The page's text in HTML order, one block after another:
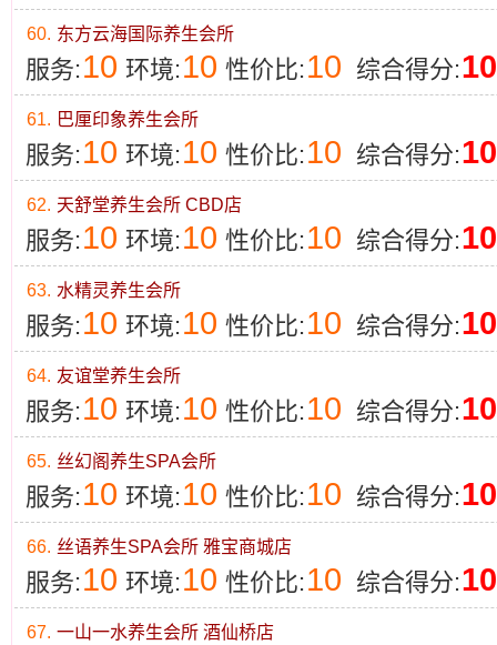
60. 东方云海国际养生会所
服务: 10 环境: 10 性价比: 10 综合得分:10
61. 巴厘印象养生会所
服务: 10 环境: 10 性价比: 10 综合得分:10
62. 天舒堂养生会所 CBD店
服务: 10 环境: 10 性价比: 10 综合得分:10
63. 水精灵养生会所
服务: 10 环境: 10 性价比: 10 综合得分:10
64. 友谊堂养生会所
服务: 10 环境: 10 性价比: 10 综合得分:10
65. 丝幻阁养生SPA会所
服务: 10 环境: 10 性价比: 10 综合得分:10
66. 丝语养生SPA会所 雅宝商城店
服务: 10 环境: 10 性价比: 10 综合得分:10
67. 一山一水养生会所 酒仙桥店